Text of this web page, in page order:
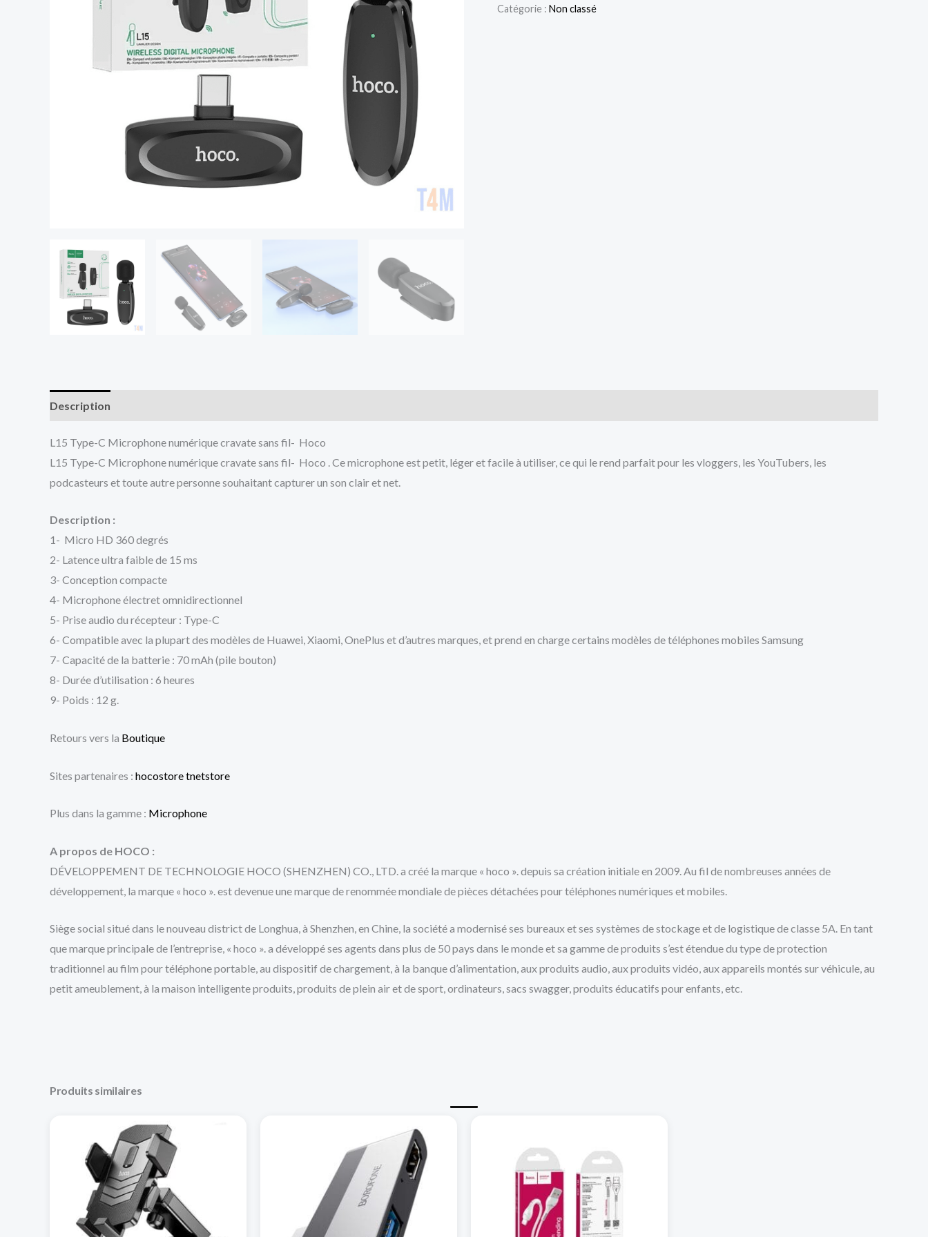
fil-
Catégorie : Non classé
Description
L15 Type-C Microphone numérique cravate sans fil- Hoco
L15 Type-C Microphone numérique cravate sans fil- Hoco . Ce microphone est petit, léger et facile à utiliser, ce qui le rend parfait pour les vloggers, les YouTubers, les
podcasteurs et toute autre personne souhaitant capturer un son clair et net.
Description :
1- Micro HD 360 degrés
2- Latence ultra faible de 15 ms
3- Conception compacte
4- Microphone électret omnidirectionnel
5- Prise audio du récepteur : Type-C
6- Compatible avec la plupart des modèles de Huawei, Xiaomi, OnePlus et d’autres marques, et prend en charge certains modèles de téléphones mobiles Samsung
7- Capacité de la batterie : 70 mAh (pile bouton)
8- Durée d’utilisation : 6 heures
9- Poids : 12 g.
Retours vers la Boutique
Sites partenaires : hocostoretnetstore
Plus dans la gamme : Microphone
A propos de HOCO :
DÉVELOPPEMENT DE TECHNOLOGIE HOCO (SHENZHEN) CO., LTD. a créé la marque « hoco ». depuis sa création initiale en 2009. Au fil de nombreuses années de
développement, la marque « hoco ». est devenue une marque de renommée mondiale de pièces détachées pour téléphones numériques et mobiles.
Siège social situé dans le nouveau district de Longhua, à Shenzhen, en Chine, la société a modernisé ses bureaux et ses systèmes de stockage et de logistique de classe 5A. En tant
que marque principale de l’entreprise, « hoco ». a développé ses agents dans plus de 50 pays dans le monde et sa gamme de produits s’est étendue du type de protection
traditionnel au film pour téléphone portable, au dispositif de chargement, à la banque d’alimentation, aux produits audio, aux produits vidéo, aux appareils montés sur véhicule, au
petit ameublement, à la maison intelligente produits, produits de plein air et de sport, ordinateurs, sacs swagger, produits éducatifs pour enfants, etc.
Produits similaires